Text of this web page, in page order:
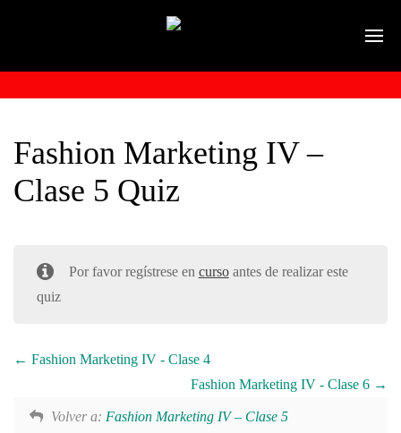
Fashion Marketing IV –
Clase 5 Quiz
Por favor regístrese en cursoantes de realizar este
quiz
Fashion Marketing IV - Clase 4
Fashion Marketing IV - Clase 6
Volver a: Fashion Marketing IV – Clase 5